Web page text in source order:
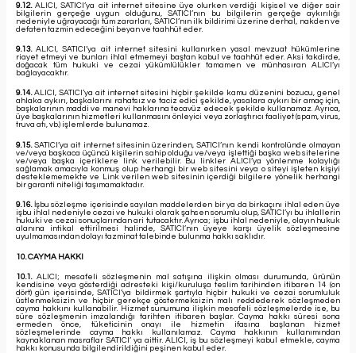
9.12. ALICI, SATICI’ya ait internet sitesine üye olurken verdiği kişisel ve diğer sair
bilgilerin gerçeğe uygun olduğunu, SATICI’nın bu bilgilerin gerçeğe aykırılığı
nedeniyle uğrayacağı tüm zararları, SATICI’nın ilk bildirimi üzerine derhal, nakden ve
defaten tazmin edeceğini beyan ve taahhüt eder.
9.13.ALICI, SATICI’ya ait internet sitesini kullanırken yasal mevzuat hükümlerine
riayet etmeyi ve bunları ihlal etmemeyi baştan kabul ve taahhüt eder. Aksi takdirde,
doğacak tüm hukuki ve cezai yükümlülükler tamamen ve münhasıran ALICI’yı
bağlayacaktır.
9.14.ALICI, SATICI’ya ait internet sitesini hiçbir şekilde kamu düzenini bozucu, genel
ahlaka aykırı, başkalarını rahatsız ve taciz edici şekilde, yasalara aykırı bir amaç için,
başkalarının maddi ve manevi haklarına tecavüz edecek şekilde kullanamaz. Ayrıca,
üye başkalarının hizmetleri kullanmasını önleyici veya zorlaştırıcı faaliyet (spam, virus,
truva atı, vb.) işlemlerde bulunamaz.
9.15. SATICI’ya ait internet sitesinin üzerinden, SATICI’nın kendi kontrolünde olmayan
ve/veya başkaca üçüncü kişilerin sahip olduğu ve/veya işlettiği başka web sitelerine
ve/veya başka içeriklere link verilebilir. Bu linkler ALICI’ya yönlenme kolaylığı
sağlamak amacıyla konmuş olup herhangi bir web sitesini veya o siteyi işleten kişiyi
desteklememekte ve Link verilen web sitesinin içerdiği bilgilere yönelik herhangi
bir garanti niteliği taşımamaktadır.
9.16.İşbu sözleşme içerisinde sayılan maddelerden bir ya da birkaçını ihlal eden üye
işbu ihlal nedeniyle cezai ve hukuki olarak şahsen sorumlu olup, SATICI’yı bu ihlallerin
hukuki ve cezai sonuçlarından ari tutacaktır. Ayrıca; işbu ihlal nedeniyle, olayın hukuk
alanına intikal ettirilmesi halinde, SATICI’nın üyeye karşı üyelik sözleşmesine
uyulmamasından dolayı tazminat talebinde bulunma hakkı saklıdır.
10. CAYMA HAKKI
10.1. ALICI; mesafeli sözleşmenin mal satışına ilişkin olması durumunda, ürünün
kendisine veya gösterdiği adresteki kişi/kuruluşa teslim tarihinden itibaren 14 (on
dört) gün içerisinde, SATICI’ya bildirmek şartıyla hiçbir hukuki ve cezai sorumluluk
üstlenmeksizin ve hiçbir gerekçe göstermeksizin malı reddederek sözleşmeden
cayma hakkını kullanabilir. Hizmet sunumuna ilişkin mesafeli sözleşmelerde ise, bu
süre sözleşmenin imzalandığı tarihten itibaren başlar. Cayma hakkı süresi sona
ermeden önce, tüketicinin onayı ile hizmetin ifasına başlanan hizmet
sözleşmelerinde cayma hakkı kullanılamaz. Cayma hakkının kullanımından
kaynaklanan masraflar SATICI’ ya aittir. ALICI, iş bu sözleşmeyi kabul etmekle, cayma
hakkı konusunda bilgilendirildiğini peşinen kabul eder.